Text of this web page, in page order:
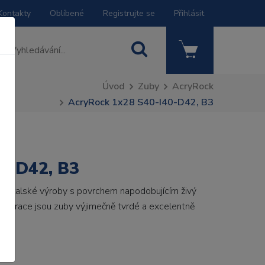
Oblíbené Registrujte se Přihlásit
Úvod Zuby
AcryRock
AcryRock 1x28 S40-I40-D42, B3
D42, B3
italské výroby s povrchem napodobujícím živý
jsou zuby výjimečně tvrdé a excelentně